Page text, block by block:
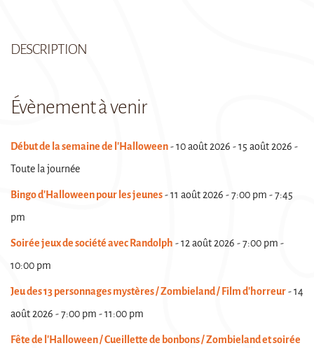
DESCRIPTION
Évènement à venir
Début de la semaine de l'Halloween- 10 août 2026 - 15 août 2026 -
Toute la journée
Bingo d'Halloween pour les jeunes- 11 août 2026 - 7:00 pm - 7:45
pm
Soirée jeux de société avec Randolph - 12 août 2026 - 7:00 pm -
10:00 pm
Jeu des 13 personnages mystères / Zombieland / Film d'horreur- 14
août 2026 - 7:00 pm - 11:00 pm
Fête de l'Halloween / Cueillette de bonbons / Zombieland et soirée